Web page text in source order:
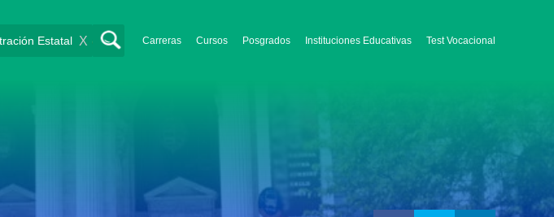
Carreras Cursos Posgrados Instituciones Educativas Test Vocacional
X